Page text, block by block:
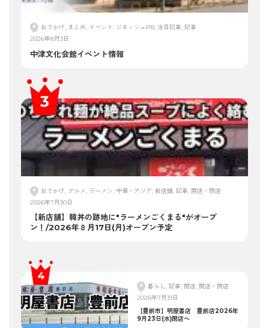
おでかけ, まとめ, イベント, ジモッシュPR, 注目記事, 記事
2026年8月3日
中津文化会館イベント情報
おでかけ, グルメ, ラーメン, 中華・アジア, 新店舗, 記事, 開店・閉店
2026年7月30日
【新店舗】韓丼の跡地に"ラーメンごくまる"がオープ
ン！/2026年８月17日(月)オープン予定
暮らし, 記事, 閉店, 開店・閉店
2026年7月31日
【豊前市】明屋書店 豊前店2026年
9月23日(水)閉店へ